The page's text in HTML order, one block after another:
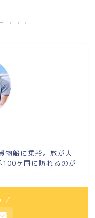
物船に乗船。旅が大
ヶ国に訪れるのが
／